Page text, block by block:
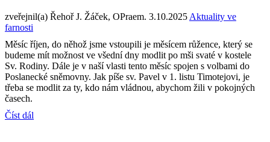
zveřejnil(a) Řehoř J. Žáček, OPraem. 3.10.2025 Aktuality ve
farnosti
Měsíc říjen, do něhož jsme vstoupili je měsícem růžence, který se
budeme mít možnost ve všední dny modlit po mši svaté v kostele
Sv. Rodiny. Dále je v naší vlasti tento měsíc spojen s volbami do
Poslanecké sněmovny. Jak píše sv. Pavel v 1. listu Timotejovi, je
třeba se modlit za ty, kdo nám vládnou, abychom žili v pokojných
časech.
Číst dál